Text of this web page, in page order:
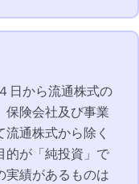
日から流通株式の
保険会社及び事業
通株式から除く
的が「純投資」で
実績があるものは